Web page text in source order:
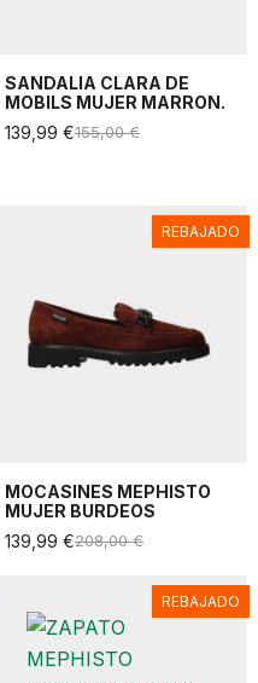
SANDALIA CLARA DE
MOBILS MUJER MARRON.
139,99 €155,00 €
MOCASINES MEPHISTO
MUJER BURDEOS
139,99 €208,00 €
REBAJADO
REBAJADO